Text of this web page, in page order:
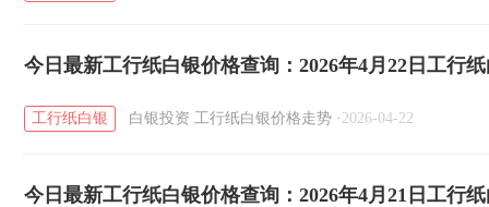
今日最新工行纸白银价格查询：2026年4月22日工行
工行纸白银 白银投资 工行纸白银价格走势 · 2026-04-22
今日最新工行纸白银价格查询：2026年4月21日工行